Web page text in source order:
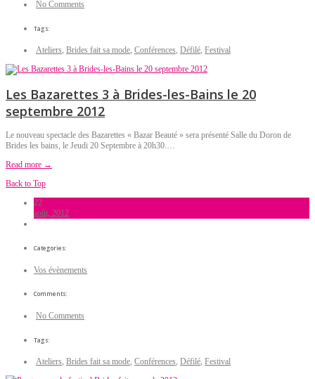
No Comments
Tags:
Ateliers, Brides fait sa mode, Conférences, Défilé, Festival
Les Bazarettes 3 à Brides-les-Bains le 20
septembre 2012
Le nouveau spectacle des Bazarettes « Bazar Beauté » sera présenté Salle du Doron de
Brides les bains, le Jeudi 20 Septembre à 20h30.…
Read more →
Back to Top
22
août, 2012
Categories:
Vos évènements
Comments:
No Comments
Tags:
Ateliers, Brides fait sa mode, Conférences, Défilé, Festival